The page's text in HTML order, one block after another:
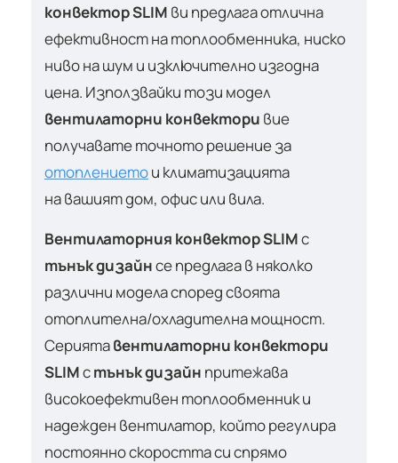
конвектор SLIM ви предлага отлична
ефективност на топлообменника, ниско
ниво на шум и изключително изгодна
цена. Използвайки този модел
вентилаторни конвектори вие
получавате точното решение за
отоплениетои климатизацията
на вашият дом, офис или вила.
Вентилаторния конвектор SLIMс
тънък дизайнсе предлага в няколко
различни модела според своята
отоплителна/охладителна мощност.
Сериятавентилаторни конвектори
SLIMстънък дизайн притежава
високоефективен топлообменник и
надежден вентилатор, който регулира
постоянно скоростта си спрямо